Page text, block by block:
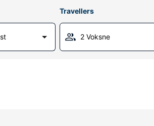
Travellers
2 Voksne